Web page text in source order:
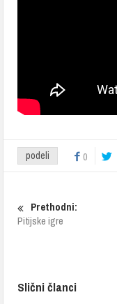
podeli 0
Prethodni:
Pitijske igre
Slični članci